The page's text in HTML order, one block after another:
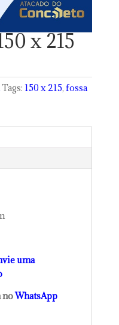
x 215
Tags: 150 x 215, fossa
uma
noWhatsApp